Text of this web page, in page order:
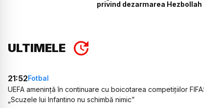
privind dezarmarea Hezbollah
ULTIMELE
21:52Fotbal
UEFA amenință în continuare cu boicotarea competițiilor FIFA:
„Scuzele lui Infantino nu schimbă nimic”